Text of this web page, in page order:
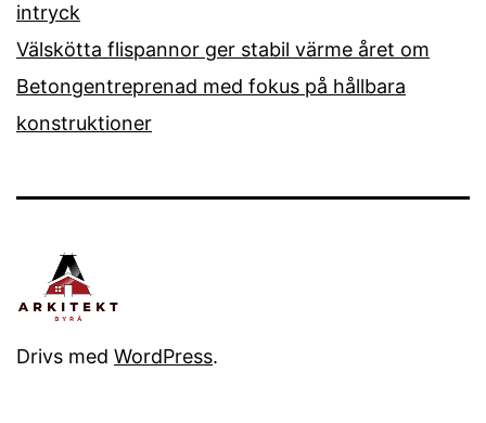
intryck
Välskötta flispannor ger stabil värme året om
Betongentreprenad med fokus på hållbara
konstruktioner
Drivs med WordPress.